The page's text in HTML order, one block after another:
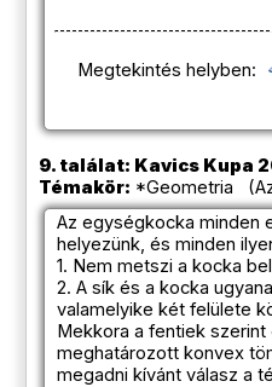
Megtekintés helyben:
9. találat: Kavics Kupa
Témakör: *Geometria
Az egységkocka minden
helyezünk, és minden
1. Nem metszi a kocka
2. A sík és a kocka
valamelyike két felülete
Mekkora a fentiek szerint
meghatározott konvex
megadni kívánt válasz a